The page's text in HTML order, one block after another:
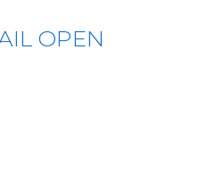
OPEN